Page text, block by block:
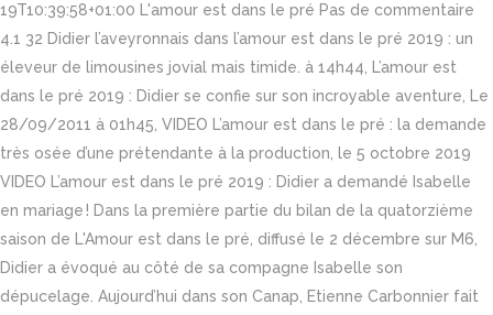
19T10:39:58+01:00 L'amour est dans le pré Pas de commentaire
4.1 32 Didier l’aveyronnais dans l’amour est dans le pré 2019 : un
éleveur de limousines jovial mais timide. à 14h44, L’amour est
dans le pré 2019 : Didier se confie sur son incroyable aventure, Le
28/09/2011 à 01h45, VIDEO L’amour est dans le pré : la demande
très osée d’une prétendante à la production, le 5 octobre 2019
VIDEO L’amour est dans le pré 2019 : Didier a demandé Isabelle
en mariage ! Dans la première partie du bilan de la quatorzième
saison de L'Amour est dans le pré, diffusé le 2 décembre sur M6,
Didier a évoqué au côté de sa compagne Isabelle son
dépucelage. Aujourd’hui dans son Canap, Etienne Carbonnier fait